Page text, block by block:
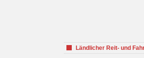
Ländlicher Reit- und